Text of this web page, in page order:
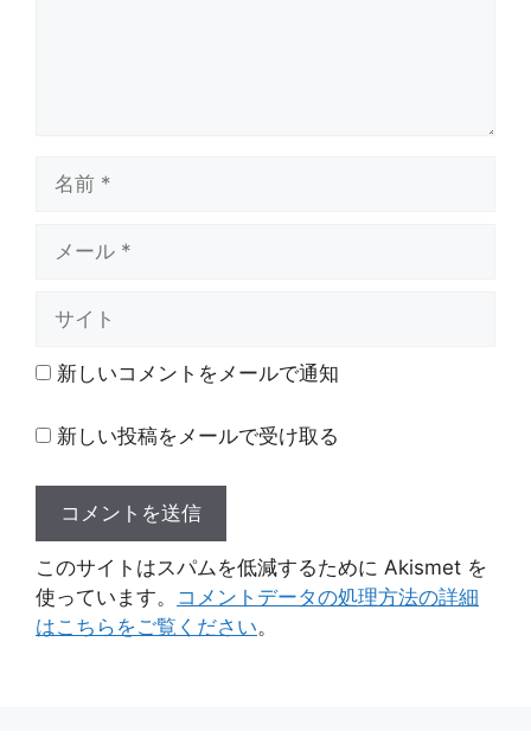
ト 新しいコメントをメールで通知
新しい投稿をメールで受け取る
このサイトはスパムを低減するために Akismet を
使っています。 コメントデータの処理方法の詳細
はこちらをご覧ください。